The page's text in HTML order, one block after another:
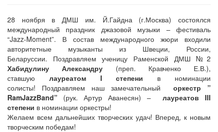
28 ноября в ДМШ им. Й.Гайдна (г.Москва) состоялся
международный праздник джазовой музыки – фестиваль
“Jazz-Moment”. В состав международного жюри входили
авторитетные музыканты из Швеции, России,
Беларуссии. Поздравляем ученицу Раменской ДМШ №2
Хабидулину Александру (преп. Кравченко Е.В.),
ставшую лауреатом I степени в номинации
солисты! Поздравляем наш замечательный оркестр ”
RamJazzBand” (рук. Артур Аванесян) – лауреатов III
степени в номинации оркестры!
Желаем всем дальнейших творческих удач! Вперед, к новым
творческим победам!